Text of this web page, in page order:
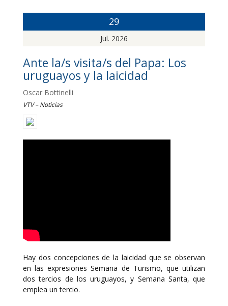
29
Jul. 2026
Ante la/s visita/s del Papa: Los
uruguayos y la laicidad
Oscar Bottinelli
VTV – Noticias
Hay dos concepciones de la laicidad que se observan
en las expresiones Semana de Turismo, que utilizan
dos tercios de los uruguayos, y Semana Santa, que
emplea un tercio.